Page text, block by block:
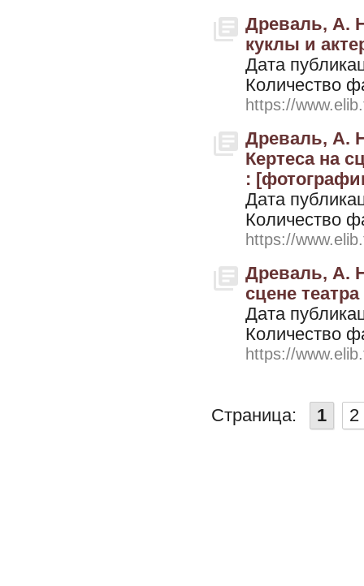
Древаль, А.
куклы и
Дата
Количество
https://
Древаль, А.
Кертеса на
:
Дата
Количество
https://
Древаль, А.
сцене
Дата
Количество
https://
Страница: 1 2